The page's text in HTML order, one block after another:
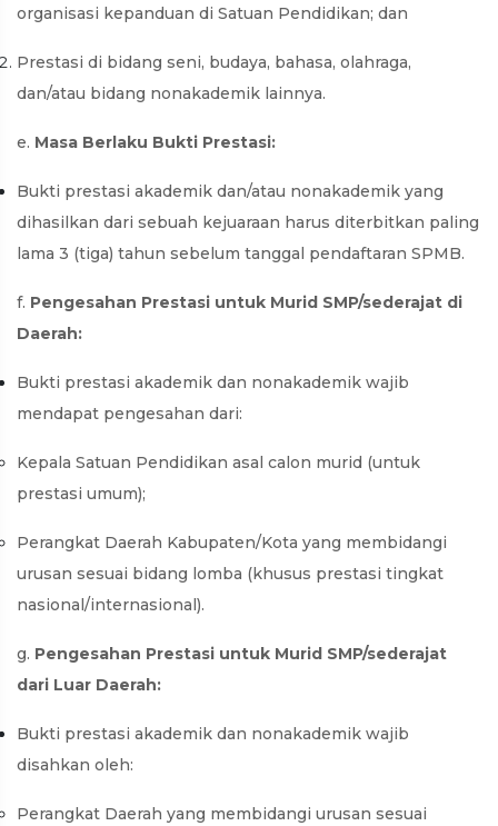
organisasi kepanduan di Satuan Pendidikan; dan
Prestasi di bidang seni, budaya, bahasa, olahraga,
dan/atau bidang nonakademik lainnya.
e. Masa Berlaku Bukti Prestasi:
Bukti prestasi akademik dan/atau nonakademik yang
dihasilkan dari sebuah kejuaraan harus diterbitkan paling
lama 3 (tiga) tahun sebelum tanggal pendaftaran SPMB.
f. Pengesahan Prestasi untuk Murid SMP/sederajat di
Daerah:
Bukti prestasi akademik dan nonakademik wajib
mendapat pengesahan dari:
Kepala Satuan Pendidikan asal calon murid (untuk
prestasi umum);
Perangkat Daerah Kabupaten/Kota yang membidangi
urusan sesuai bidang lomba (khusus prestasi tingkat
nasional/internasional).
g. Pengesahan Prestasi untuk Murid SMP/sederajat
dari Luar Daerah:
Bukti prestasi akademik dan nonakademik wajib
disahkan oleh:
Perangkat Daerah yang membidangi urusan sesuai